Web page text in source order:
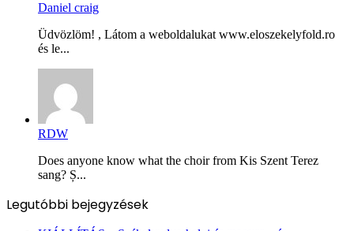
Daniel craig
Üdvözlöm! , Látom a weboldalukat www.eloszekelyfold.ro
és le...
RDW
Does anyone know what the choir from Kis Szent Terez
sang? Ș...
Legutóbbi bejegyzések